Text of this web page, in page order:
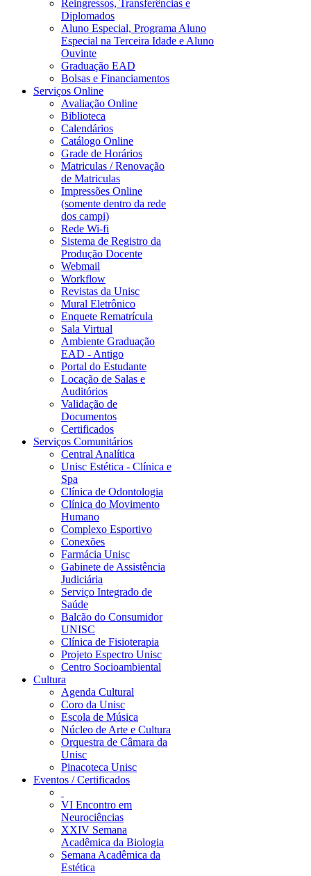
Reingressos, Transferências e
Diplomados
Aluno Especial, Programa Aluno
Especial na Terceira Idade e Aluno
Ouvinte
Graduação EAD
Bolsas e Financiamentos
Serviços Online
Avaliação Online
Biblioteca
Calendários
Catálogo Online
Grade de Horários
Matriculas / Renovação
de Matriculas
Impressões Online
(somente dentro da rede
dos campi)
Rede Wi-fi
Sistema de Registro da
Produção Docente
Webmail
Workflow
Revistas da Unisc
Mural Eletrônico
Enquete Rematrícula
Sala Virtual
Ambiente Graduação
EAD - Antigo
Portal do Estudante
Locação de Salas e
Auditórios
Validação de
Documentos
Certificados
Serviços Comunitários
Central Analítica
Unisc Estética - Clínica e
Spa
Clínica de Odontologia
Clínica do Movimento
Humano
Complexo Esportivo
Conexões
Farmácia Unisc
Gabinete de Assistência
Judiciária
Serviço Integrado de
Saúde
Balcão do Consumidor
UNISC
Clínica de Fisioterapia
Projeto Espectro Unisc
Centro Socioambiental
Cultura
Agenda Cultural
Coro da Unisc
Escola de Música
Núcleo de Arte e Cultura
Orquestra de Câmara da
Unisc
Pinacoteca Unisc
Eventos / Certificados
VI Encontro em
Neurociências
XXIV Semana
Acadêmica da Biologia
Semana Acadêmica da
Estética